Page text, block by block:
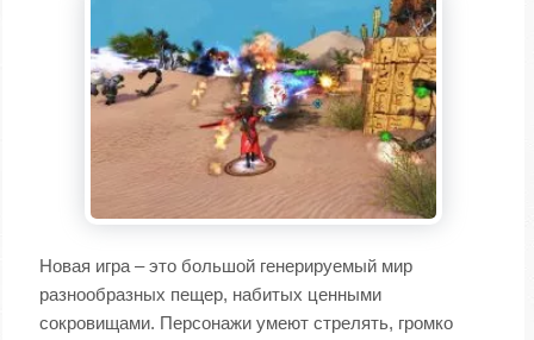
Новая игра – это большой генерируемый мир
разнообразных пещер, набитых ценными
сокровищами. Персонажи умеют стрелять, громко